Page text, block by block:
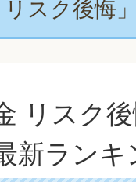
リスク後悔
リスク
新ランキ